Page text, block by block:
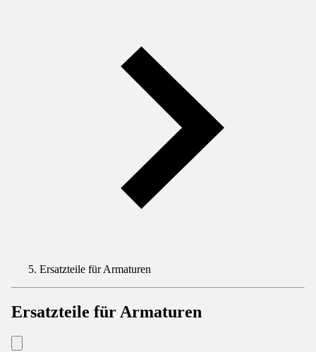
Ersatzteile für Armaturen
Ersatzteile für Armaturen